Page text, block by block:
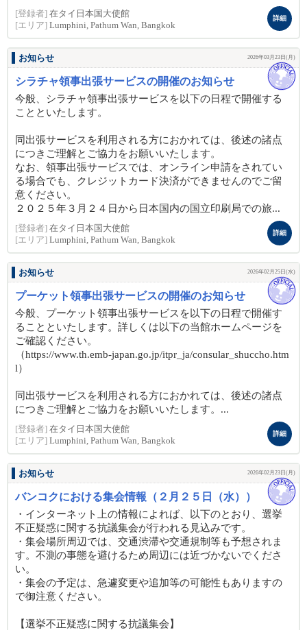
[登録者] 在タイ日本国大使館
[エリア] Lumphini, Pathum Wan, Bangkok
詳細
お知らせ 2026年03月23日(月)
シラチャ領事出張サービスの開催のお知らせ
今般、シラチャ領事出張サービスを以下の日程で開催する
ことといたします。
同出張サービスを利用される方におかれては、後述の諸点
につきご理解とご協力をお願いいたします。
なお、領事出張サービスでは、オンライン申請をされてい
る場合でも、クレジットカード決済ができませんのでご留
意ください。
２０２５年３月２４日から日本国内の国立印刷局での旅...
[登録者] 在タイ日本国大使館
[エリア] Lumphini, Pathum Wan, Bangkok
詳細
お知らせ 2026年02月25日(水)
プーケット領事出張サービスの開催のお知らせ
今般、プーケット領事出張サービスを以下の日程で開催す
ることといたします。詳しくは以下の当館ホームページを
ご確認ください。
（https://www.th.emb-japan.go.jp/itpr_ja/consular_shuccho.htm
l）
同出張サービスを利用される方におかれては、後述の諸点
につきご理解とご協力をお願いいたします。...
[登録者] 在タイ日本国大使館
[エリア] Lumphini, Pathum Wan, Bangkok
詳細
お知らせ 2026年02月23日(月)
バンコクにおける集会情報（２月２５日（水））
・インターネット上の情報によれば、以下のとおり、選挙
不正疑惑に関する抗議集会が行われる見込みです。
・集会場所周辺では、交通渋滞や交通規制等も予想されま
す。不測の事態を避けるため周辺には近づかないでくださ
い。
・集会の予定は、急遽変更や追加等の可能性もありますの
で御注意ください。
【選挙不正疑惑に関する抗議集会】